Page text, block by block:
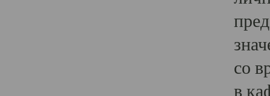
со
в